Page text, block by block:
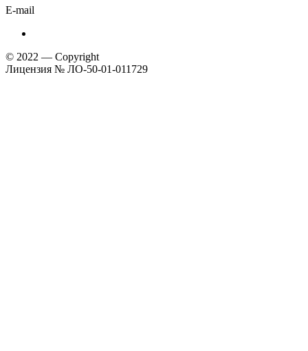
E-mail
© 2022 — Copyright
Лицензия № ЛО-50-01-011729